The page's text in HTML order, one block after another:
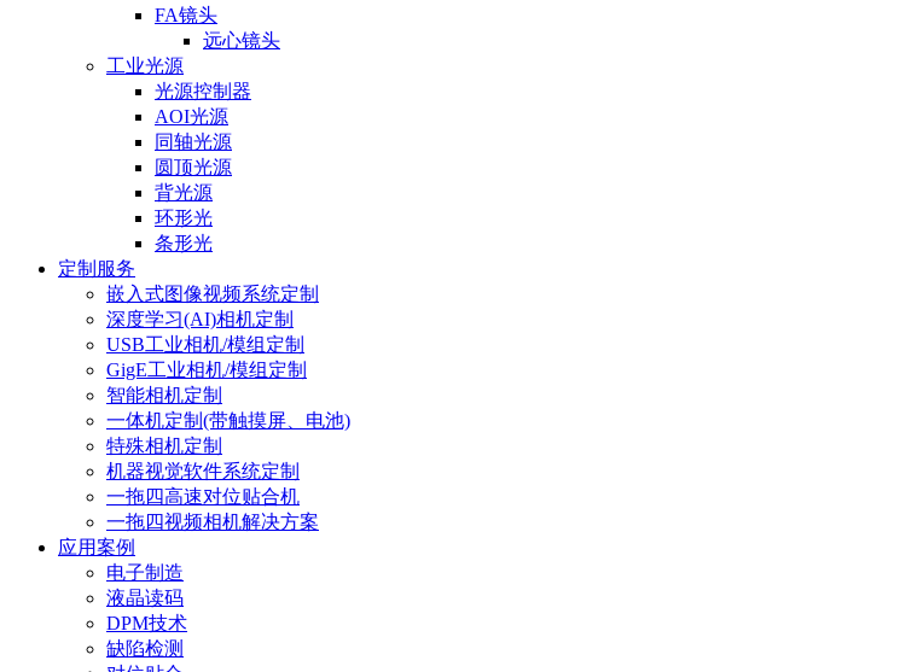
FA镜头
远心镜头
工业光源
光源控制器
AOI光源
同轴光源
圆顶光源
背光源
环形光
条形光
定制服务
嵌入式图像视频系统定制
深度学习(AI)相机定制
USB工业相机/模组定制
GigE工业相机/模组定制
智能相机定制
一体机定制(带触摸屏、电池)
特殊相机定制
机器视觉软件系统定制
一拖四高速对位贴合机
一拖四视频相机解决方案
应用案例
电子制造
液晶读码
DPM技术
缺陷检测